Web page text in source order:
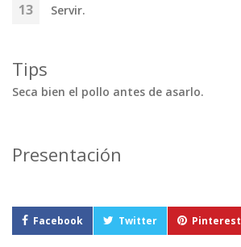
Servir.
Tips
Seca bien el pollo antes de asarlo.
Presentación
Facebook Twitter Pinterest